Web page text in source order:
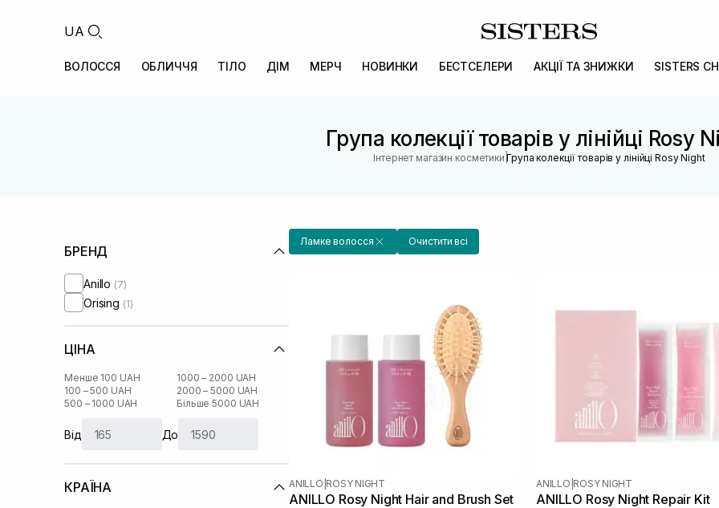
UA
ВОЛОССЯ ОБЛИЧЧЯ ТІЛО ДІМ МЕРЧ НОВИНКИ БЕСТСЕЛЕРИ АКЦІЇ ТА ЗНИЖКИ SISTERS
Група колекції товарів у лінійці Rosy
Інтернет магазин косметики |Група колекції товарів у лінійці Rosy Night
БРЕНД
Anillo (7)
Orising (1)
ЦІНА
Менше 100 UAH
100 – 500 UAH
500 – 1000 UAH
1000 – 2000 UAH
2000 – 5000 UAH
Більше 5000 UAH
Від До
КРАЇНА
Ламке волосся Очистити всі
ANILLO ROSY NIGHT
ANILLO Rosy Night Hair and Brush Set
ANILLO ROSY NIGHT
ANILLO Rosy Night Repair Kit